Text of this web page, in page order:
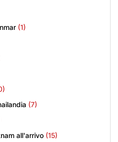
(1)
(7)
all'arrivo (15)